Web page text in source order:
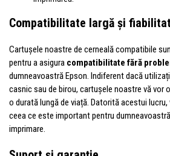
Compatibilitate largă și
Cartușele noastre de cerneală compatibile
pentru a asigura compatibilitate fără
dumneavoastră Epson. Indiferent dacă
casnic sau de birou, cartușele noastre vă vor
o durată lungă de viață. Datorită acestui
ceea ce este important pentru
imprimare.